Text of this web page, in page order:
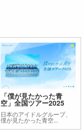
「僕が見たかった青
空」全国ツアー2025
日本のアイドルグループ、
僕が見たかった青空...